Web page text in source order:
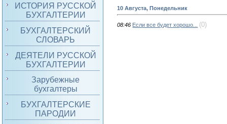
ИСТОРИЯ РУССКОЙ
БУХГАЛТЕРИИ
БУХГАЛТЕРСКИЙ
СЛОВАРЬ
ДЕЯТЕЛИ РУССКОЙ
БУХГАЛТЕРИИ
Зарубежные
бухгалтеры
БУХГАЛТЕРСКИЕ
ПАРОДИИ
10 Августа, Понедельник
08:46 Если все будет хорошо... (0)